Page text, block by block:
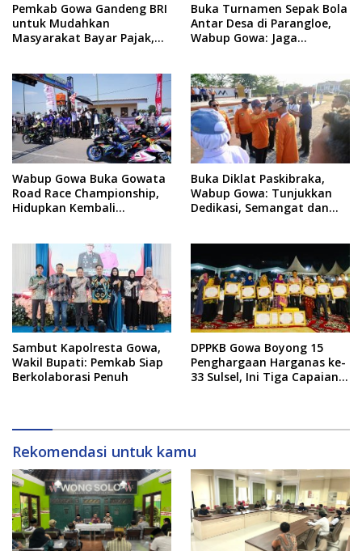
Pemkab Gowa Gandeng BRI
untuk Mudahkan
Masyarakat Bayar Pajak,
Buka Turnamen Sepak Bola
Antar Desa di Parangloe,
Wabup Gowa: Jaga
Wabup Gowa Buka Gowata
Road Race Championship,
Hidupkan Kembali
Buka Diklat Paskibraka,
Wabup Gowa: Tunjukkan
Dedikasi, Semangat dan
Sambut Kapolresta Gowa,
Wakil Bupati: Pemkab Siap
Berkolaborasi Penuh
DPPKB Gowa Boyong 15
Penghargaan Harganas ke-
33 Sulsel, Ini Tiga Capaian
Rekomendasi untuk kamu